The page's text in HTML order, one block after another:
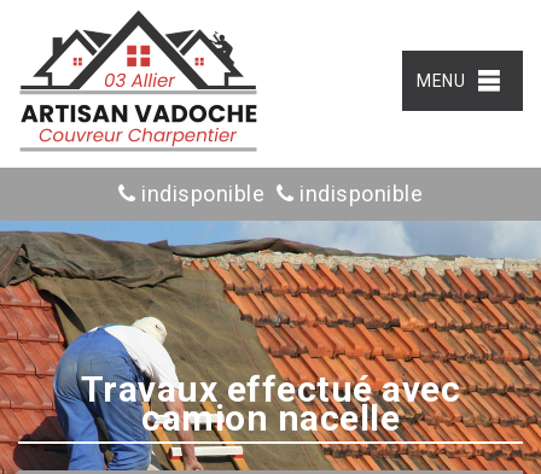
MENU
indisponible indisponible
Travaux effectué avec
camion nacelle